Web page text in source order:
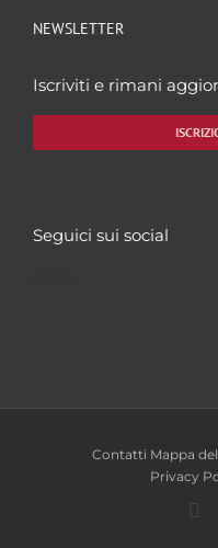
NEWSLETTER
Iscriviti e rimani
Seguici sui social
Contatti Mappa
Privacy